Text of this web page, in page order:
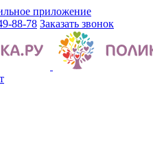
приложение
88-78 Заказать звонок